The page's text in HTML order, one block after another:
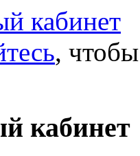
кабинет
,
кабинет